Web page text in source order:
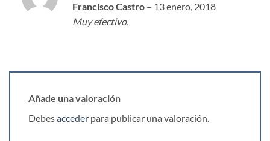
Valorado
con5de 5
Francisco Castro – 13 enero, 2018
Muy efectivo.
Añade una valoración
Debesacceder para publicar una valoración.